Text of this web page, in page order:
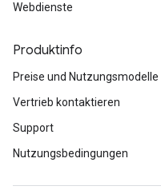
Webdienste
Produktinfo
Preise und Nutzungsmodelle
Vertrieb kontaktieren
Support
Nutzungsbedingungen